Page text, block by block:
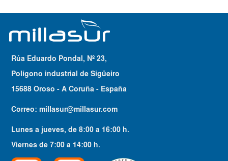
Rúa Eduardo Pondal, Nº 23,
Polígono industrial de Sigüeiro
15688 Oroso - A Coruña - España
Correo:millasur@millasur.com
Lunes a jueves, de8:00 a 16:00 h.
Viernes de7:00 a 14:00 h.